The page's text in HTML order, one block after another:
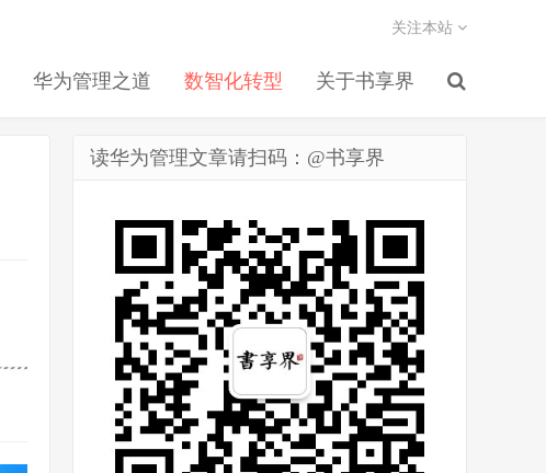
华为管理之道 数智化转型 关于书享界
关注本站
读华为管理文章请扫码：@书享界